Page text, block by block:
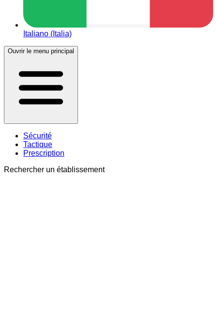
Italiano (Italia)
Ouvrir le menu principal
Sécurité
Tactique
Prescription
Rechercher un établissement